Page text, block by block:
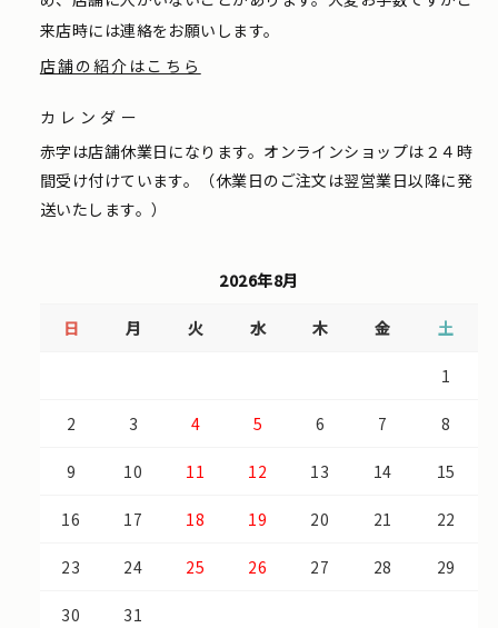
来店時には連絡をお願いします。
店舗の紹介はこちら
カレンダー
赤字は店舗休業日になります。オンラインショップは２４時
間受け付けています。（休業日のご注文は翌営業日以降に発
送いたします。）
2026年8月
日 月 火 水 木 金 土
1
2 3 4 5 6 7 8
9 10 11 12 13 14 15
16 17 18 19 20 21 22
23 24 25 26 27 28 29
30 31